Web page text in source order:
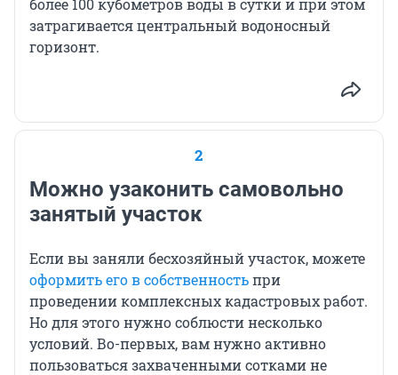
затрагивается центральный водоносный
горизонт.
2
Можно узаконить самовольно
занятый участок
Если вы заняли бесхозяйный участок, можете
оформить его в собственностьпри
проведении комплексных кадастровых работ.
Но для этого нужно соблюсти несколько
условий. Во-первых, вам нужно активно
пользоваться захваченными сотками не